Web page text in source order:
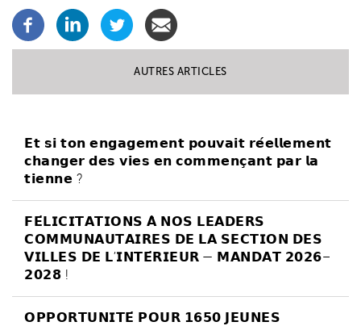
AUTRES ARTICLES
𝗘𝘁 𝘀𝗶 𝘁𝗼𝗻 𝗲𝗻𝗴𝗮𝗴𝗲𝗺𝗲𝗻𝘁 𝗽𝗼𝘂𝘃𝗮𝗶𝘁 𝗿𝗲́𝗲𝗹𝗹𝗲𝗺𝗲𝗻𝘁
𝗰𝗵𝗮𝗻𝗴𝗲𝗿 𝗱𝗲𝘀 𝘃𝗶𝗲𝘀 𝗲𝗻 𝗰𝗼𝗺𝗺𝗲𝗻𝗰̧𝗮𝗻𝘁 𝗽𝗮𝗿 𝗹𝗮
𝘁𝗶𝗲𝗻𝗻𝗲 ?
𝗙𝗘́𝗟𝗜𝗖𝗜𝗧𝗔𝗧𝗜𝗢𝗡𝗦 𝗔̀ 𝗡𝗢𝗦 𝗟𝗘𝗔𝗗𝗘𝗥𝗦
𝗖𝗢𝗠𝗠𝗨𝗡𝗔𝗨𝗧𝗔𝗜𝗥𝗘𝗦 𝗗𝗘 𝗟𝗔 𝗦𝗘𝗖𝗧𝗜𝗢𝗡 𝗗𝗘𝗦
𝗩𝗜𝗟𝗟𝗘𝗦 𝗗𝗘 𝗟’𝗜𝗡𝗧𝗘́𝗥𝗜𝗘𝗨𝗥 — 𝗠𝗔𝗡𝗗𝗔𝗧 𝟮𝟬𝟮𝟲–
𝟮𝟬𝟮𝟴 !
𝗢𝗣𝗣𝗢𝗥𝗧𝗨𝗡𝗜𝗧𝗘́ 𝗣𝗢𝗨𝗥 𝟭𝟲𝟱𝟬 𝗝𝗘𝗨𝗡𝗘𝗦